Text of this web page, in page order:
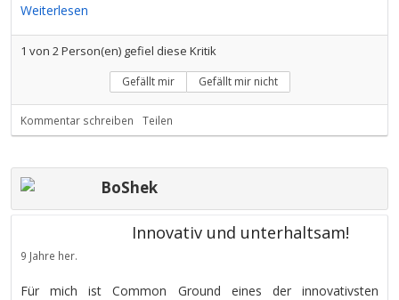
Weiterlesen
1 von 2 Person(en) gefiel diese Kritik
Gefällt mir Gefällt mir nicht
Kommentar schreiben Teilen
BoShek
Innovativ und unterhaltsam!
9 Jahre her.
Für mich ist Common Ground eines der innovativsten